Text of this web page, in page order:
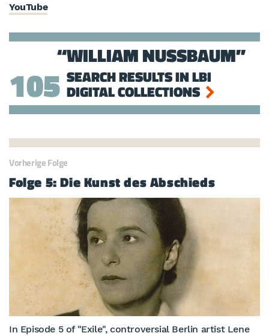
YouTube
105
WILLIAM NUSSBAUM
SEARCH RESULTS IN LBI
DIGITAL COLLECTIONS
Vorherige Folge
Folge 5: Die Kunst des Abschieds
In Episode 5 of "Exile", controversial Berlin artist Lene